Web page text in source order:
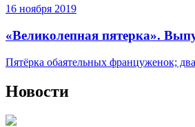
16 ноября 2019
«Великолепная пятерка».
Пятёрка обаятельных француженок;
Новости